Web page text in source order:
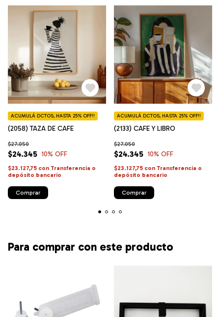
(2058) TAZA DE CAFE
$24.345
$27.050
10% OFF
ACUMULÁ DCTOS, HASTA 25% OFF!!
$23.127,75 con Transferencia o
depósito bancario
Comprar
(2133) CAFE Y LIBRO
$24.345
$27.050
10% OFF
ACUMULÁ DCTOS, HASTA 25% OFF!!
$23.127,75 con Transferencia o
depósito bancario
Comprar
Para comprar con este producto